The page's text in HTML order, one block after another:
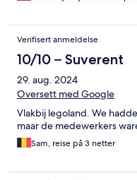
Verifisert anmeldelse
10/10 – Suverent
29. aug. 2024
Oversett med Google
Vlakbij legoland. We
maar de medewerkers
Sam, reise på 3 netter